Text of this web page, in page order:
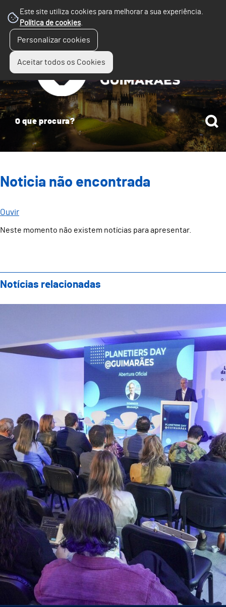
Este site utiliza cookies para melhorar a sua experiência.
Política de cookies.
Personalizar cookies
Aceitar todos os Cookies
Noticia não encontrada
Ouvir
Neste momento não existem notícias para apresentar.
Notícias relacionadas